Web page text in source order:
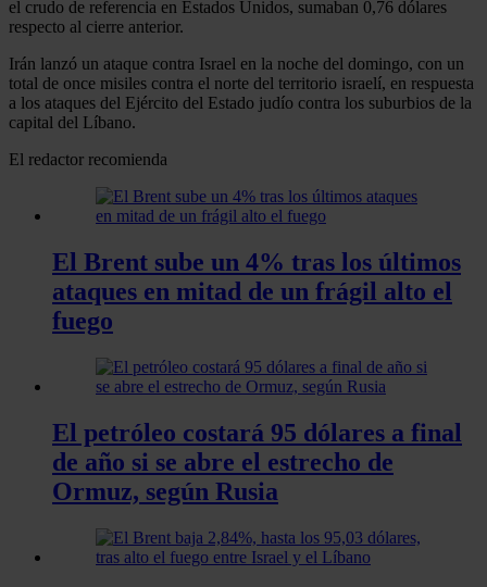
el crudo de referencia en Estados Unidos, sumaban 0,76 dólares
respecto al cierre anterior.
Irán lanzó un ataque contra Israel en la noche del domingo, con un
total de once misiles contra el norte del territorio israelí, en respuesta
a los ataques del Ejército del Estado judío contra los suburbios de la
capital del Líbano.
El redactor recomienda
El Brent sube un 4% tras los últimos
ataques en mitad de un frágil alto el
fuego
El petróleo costará 95 dólares a final
de año si se abre el estrecho de
Ormuz, según Rusia